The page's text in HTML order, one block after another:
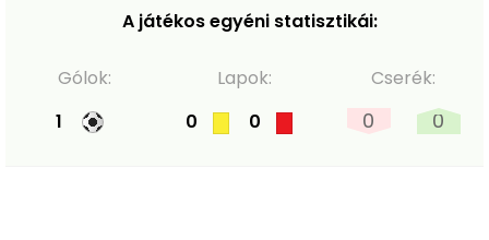
A játékos egyéni statisztikái:
Gólok:
1
Lapok:
0
0
Cserék:
0 0